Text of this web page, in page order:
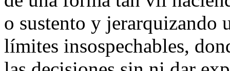
o sustento y jerarquizando
límites insospechables,